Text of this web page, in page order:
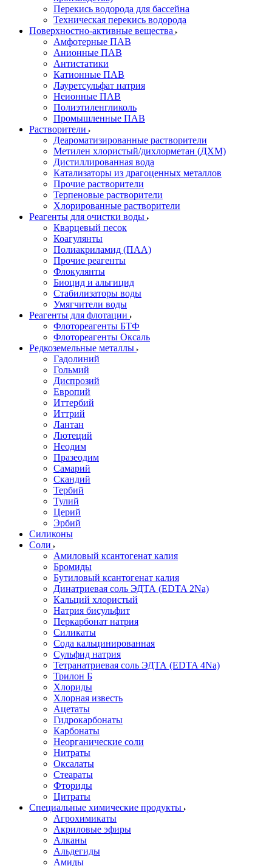
Перекись водорода для бассейна
Техническая перекись водорода
Поверхностно-активные вещества
Амфотерные ПАВ
Анионные ПАВ
Антистатики
Катионные ПАВ
Лауретсульфат натрия
Неионные ПАВ
Полиэтиленгликоль
Промышленные ПАВ
Растворители
Деароматизированные растворители
Метилен хлористый/дихлорметан (ДХМ)
Дистиллированная вода
Катализаторы из драгоценных металлов
Прочие растворители
Терпеновые растворители
Хлорированные растворители
Реагенты для очистки воды
Кварцевый песок
Коагулянты
Полиакриламид (ПАА)
Прочие реагенты
Флокулянты
Биоцид и альгицид
Стабилизаторы воды
Умягчители воды
Реагенты для флотации
Флотореагенты БТФ
Флотореагенты Оксаль
Редкоземельные металлы
Гадолиний
Гольмий
Диспрозий
Европий
Иттербий
Иттрий
Лантан
Лютеций
Неодим
Празеодим
Самарий
Скандий
Тербий
Тулий
Церий
Эрбий
Силиконы
Соли
Амиловый ксантогенат калия
Бромиды
Бутиловый ксантогенат калия
Динатриевая соль ЭДТА (EDTA 2Na)
Кальций хлористый
Натрия бисульфит
Перкарбонат натрия
Силикаты
Сода кальцинированная
Сульфид натрия
Тетранатриевая соль ЭДТА (EDTA 4Na)
Трилон Б
Хлориды
Хлорная известь
Ацетаты
Гидрокарбонаты
Карбонаты
Неорганические соли
Нитраты
Оксалаты
Стеараты
Фториды
Цитраты
Специальные химические продукты
Агрохимикаты
Акриловые эфиры
Алканы
Альдегиды
Амиды